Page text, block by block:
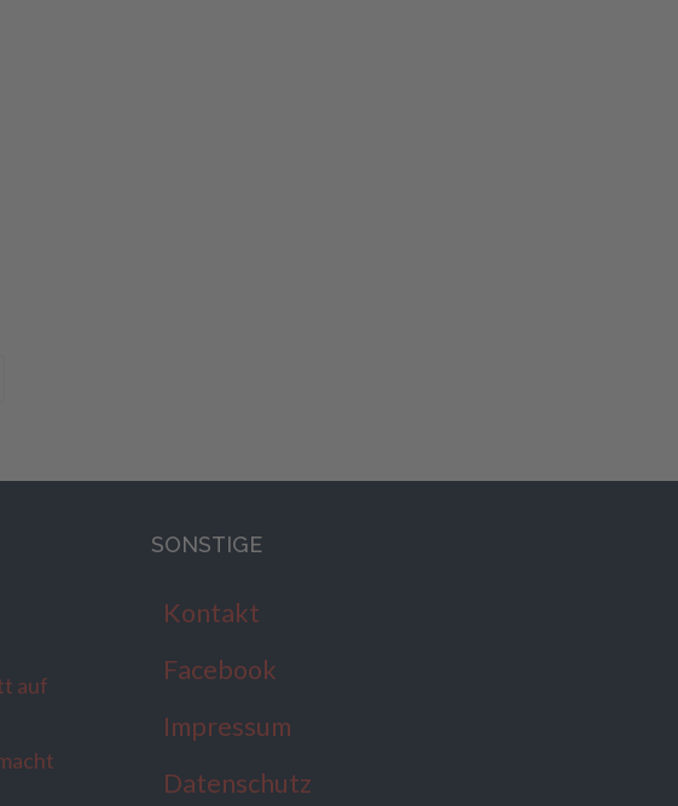
auf
SONSTIGE
Kontakt
Facebook
Impressum
Datenschutz